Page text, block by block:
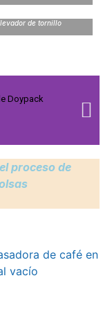
de tornillo
Doypack
proceso de